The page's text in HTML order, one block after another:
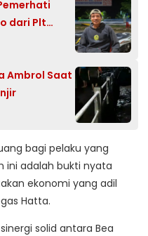
dari Plt
Ambrol Saat
bagi pelaku yang
ini adalah bukti nyata
ekonomi yang adil
Hatta.
solid antara Bea